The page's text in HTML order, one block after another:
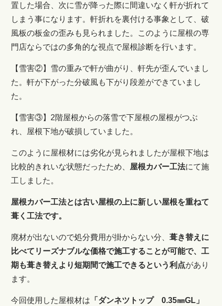
置した場合、次に雪が降った際に間違いなく軒が折れて
しまう事になります。軒折れを裏付ける事象として、破
風板の板金の歪みも見られました。このように屋根の専
門店ならではの多角的な視点で屋根診断を行います。
【雪害②】雪の重みで軒が曲がり、軒先が歪んでいまし
た。軒が下がった分破風も下がり段差ができていまし
た。
【雪害③】2階屋根からの落雪で下屋根の屋根がつぶ
れ、屋根下地が破損していました。
このように屋根材には劣化が見られましたが屋根下地は
比較的きれいな状態だったため、 屋根カバー工法にて施
工しました。
屋根カバー工法とは古い屋根の上に新しい屋根を重ねて
葺く工法です。
廃材が出ないので処分費用が掛からない分、葺き替えに
比べてリーズナブルな価格で施工することが可能で、工
期も葺き替えより短期間で施工できるという利点があり
ます。
今回使用した屋根材は 「ダンネツトップ 0.35㎜GL 」